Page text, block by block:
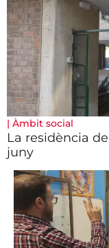
| Àmbit social
La residència
juny